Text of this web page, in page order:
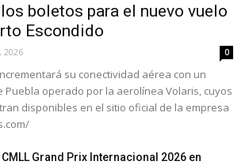
boletos para el nuevo vuelo
Escondido
2026 0
su conectividad aérea con un
Puebla operado por la aerolínea Volaris, cuyos
disponibles en el sitio oficial de la empresa
CMLL Grand Prix Internacional 2026 en